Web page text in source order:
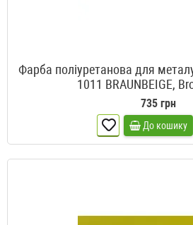
Фарба поліуретанова для
1011 BRAUNBEIGE,
735 грн
До кошику